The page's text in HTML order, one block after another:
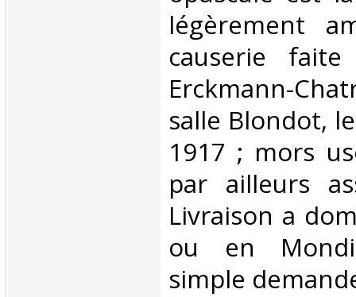
légèrement
causerie
Erckmann-
salle Blondot,
1917 ; mors
par ailleurs
Livraison a
ou en
simple